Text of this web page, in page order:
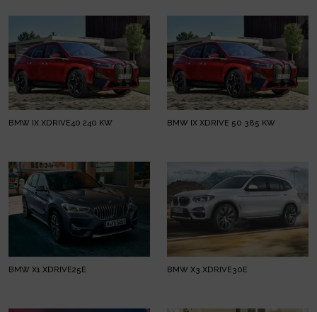
BMW IX XDRIVE40 240 KW BMW IX XDRIVE 50 385 KW
BMW X1 XDRIVE25E BMW X3 XDRIVE30E